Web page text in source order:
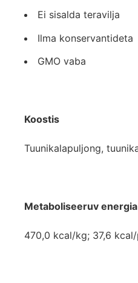
Ei sisalda teravilja
Ilma konservantideta
GMO vaba
Koostis
Tuunikalapuljong,
Metaboliseeruv energia
470,0 kcal/kg; 37,6